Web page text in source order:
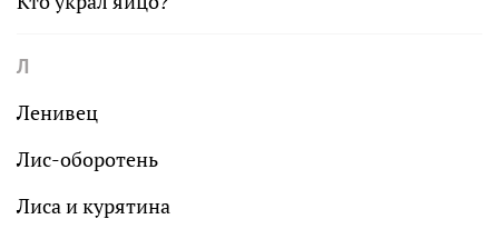
Л
Ленивец
Лис-оборотень
Лиса и курятина